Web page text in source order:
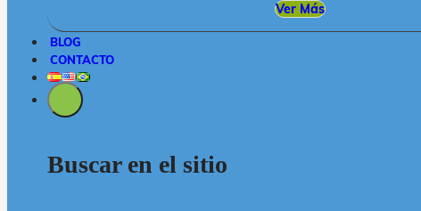
Ver Más
BLOG
CONTACTO
Buscar en el sitio